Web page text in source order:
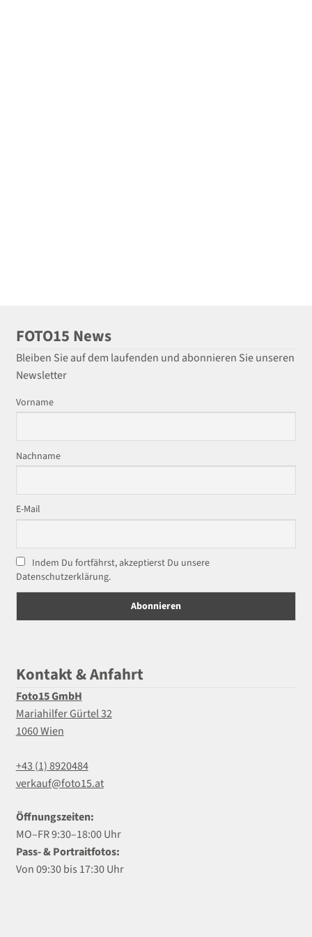
FOTO15 News
Bleiben Sie auf dem laufenden und abonnieren Sie unseren
Newsletter
Vorname
Nachname
E-Mail
Indem Du fortfährst, akzeptierst Du unsere
Datenschutzerklärung.
Kontakt & Anfahrt
Foto15 GmbH
Mariahilfer Gürtel 32
1060 Wien
+43 (1) 8920484
verkauf@foto15.at
Öffnungszeiten:
MO–FR 9:30–18:00 Uhr
Pass- & Portraitfotos:
Von 09:30 bis 17:30 Uhr